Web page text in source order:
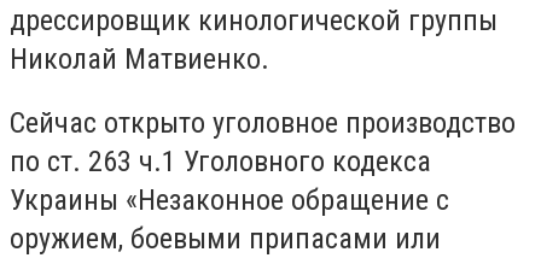
дрессировщик кинологической группы
Николай Матвиенко.
Сейчас открыто уголовное производство
по ст. 263 ч.1 Уголовного кодекса
Украины «Незаконное обращение с
оружием, боевыми припасами или